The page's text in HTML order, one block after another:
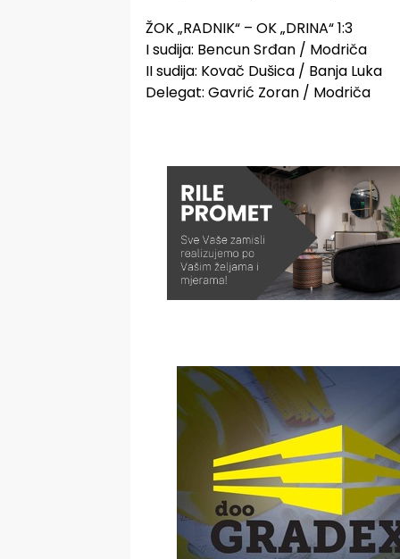
ŽOK „RADNIK“ – OK „DRINA“ 1:3
I sudija: Bencun Srđan / Modriča
II sudija: Kovač Dušica / Banja Luka
Delegat: Gavrić Zoran / Modriča